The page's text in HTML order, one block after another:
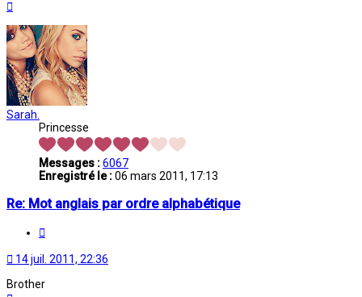
Sarah.
Princesse
Messages :6067
Enregistré le :06 mars 2011, 17:13
Re: Mot anglais par ordre alphabétique
14 juil. 2011, 22:36
Brother